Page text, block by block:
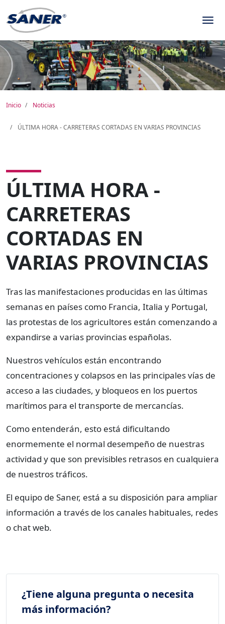
Inicio Noticias
ÚLTIMA HORA - CARRETERAS CORTADAS EN VARIAS PROVINCIAS
ÚLTIMA HORA -
CARRETERAS
CORTADAS EN
VARIAS PROVINCIAS
Tras las manifestaciones producidas en las últimas
semanas en países como Francia, Italia y Portugal,
las protestas de los agricultores están comenzando a
expandirse a varias provincias españolas.
Nuestros vehículos están encontrando
concentraciones y colapsos en las principales vías de
acceso a las ciudades, y bloqueos en los puertos
marítimos para el transporte de mercancías.
Como entenderán, esto está dificultando
enormemente el normal desempeño de nuestras
actividad y que son previsibles retrasos en cualquiera
de nuestros tráficos.
El equipo de Saner, está a su disposición para ampliar
información a través de los canales habituales, redes
o chat web.
¿Tiene alguna pregunta o necesita
más información?